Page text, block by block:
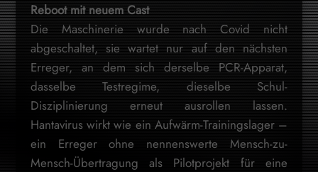
Reboot mit neuem Cast
Die Maschinerie wurde nach Covid nicht
abgeschaltet, sie wartet nur auf den nächsten
Erreger, an dem sich derselbe PCR-Apparat,
dasselbe Testregime, dieselbe Schul-
Disziplinierung erneut ausrollen lassen.
Hantavirus wirkt wie ein Aufwärm-Trainingslager –
ein Erreger ohne nennenswerte Mensch-zu-
Mensch-Übertragung als Pilotprojekt für eine